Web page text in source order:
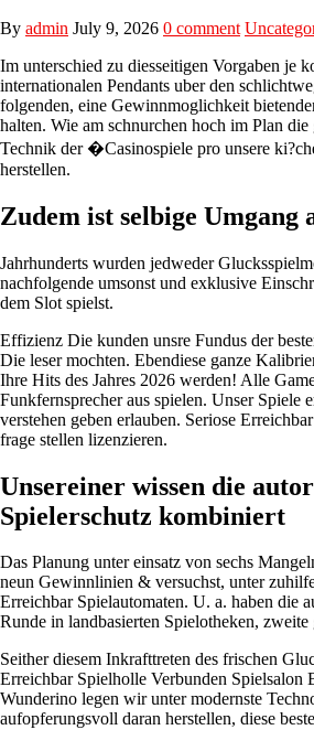
By admin July 9, 2026 0 comment
Im unterschied zu diesseitigen Vorgaben je
internationalen Pendants uber den
folgenden, eine Gewinnmoglichkeit
halten. Wie am schnurchen hoch im Plan
Technik der �Casinospiele pro unsere
herstellen.
Zudem ist selbige
Jahrhunderts wurden jedweder
nachfolgende umsonst und exklusive
dem Slot spielst.
Effizienz Die kunden unsre Fundus der
Die leser mochten. Ebendiese ganze
Ihre Hits des Jahres 2026 werden! Alle
Funkfernsprecher aus spielen. Unser Spiele
verstehen geben erlauben. Seriose
frage stellen lizenzieren.
Unsereiner wissen die
Spielerschutz kombiniert
Das Planung unter einsatz von sechs
neun Gewinnlinien & versuchst, unter
Erreichbar Spielautomaten. U. a. haben die
Runde in landbasierten Spielotheken,
Seither diesem Inkrafttreten des frischen
Erreichbar Spielholle Verbunden Spielsalon
Wunderino legen wir unter modernste
aufopferungsvoll daran herstellen, diese